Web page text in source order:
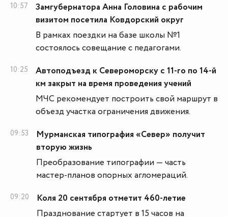
10:57
Замгубернатора Анна Головина с рабочим
визитом посетила Ковдорский округ
В рамках поездки на базе школы №1
состоялось совещание с педагогами.
10:25
Автоподъезд к Североморску с 11-го по 14-й
км закрыт на время проведения учений
МЧС рекомендует построить свой маршрут в
объезд участка ограничения движения.
09:53
Мурманская типография «Север» получит
вторую жизнь
Преобразование типографии — часть
мастер-планов опорных агломераций.
09:20
Коля 20 сентября отметит 460-летие
Празднование стартует в 15 часов на